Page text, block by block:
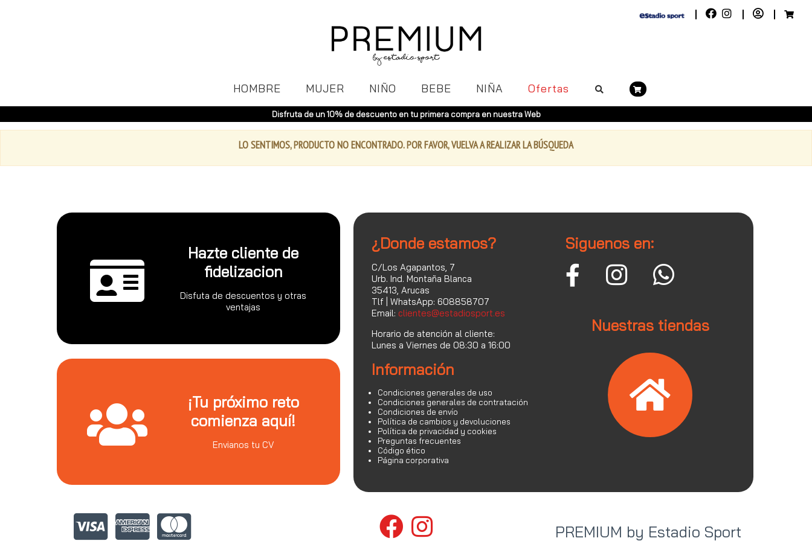
HOMBRE MUJER NIÑO BEBE NIÑA Ofertas
Disfruta de un 10% de descuento en tu primera compra en nuestra Web
LO SENTIMOS, PRODUCTO NO ENCONTRADO. POR FAVOR, VUELVA A REALIZAR LA BÚSQUEDA
Hazte cliente de
fidelizacion
Disfuta de descuentos y otras
ventajas
¡Tu próximo reto
comienza aquí!
Envianos tu CV
¿Donde estamos?
C/Los Agapantos, 7
Urb. Ind. Montaña Blanca
35413, Arucas
Tlf | WhatsApp: 608858707
Email: clientes@estadiosport.es
Horario de atención al cliente:
Lunes a Viernes de 08:30 a 16:00
Información
Condiciones generales de uso
Condiciones generales de contratación
Condiciones de envío
Política de cambios y devoluciones
Política de privacidad y cookies
Preguntas frecuentes
Código ético
Página corporativa
Siguenos en:
Nuestras tiendas
PREMIUM by Estadio Sport